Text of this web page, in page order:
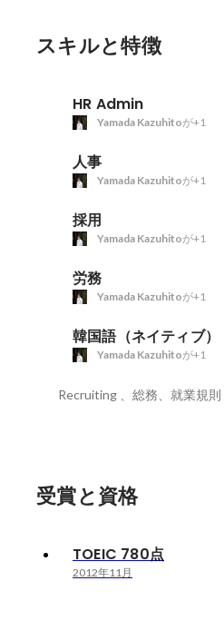
スキルと特徴
HR Admin
Yamada Kazuhitoが+1
人事
Yamada Kazuhitoが+1
採用
Yamada Kazuhitoが+1
労務
Yamada Kazuhitoが+1
韓国語（ネイティブ）
Yamada Kazuhitoが+1
Recruiting 、総務、就業規則
受賞と資格
TOEIC 780点
2012年11月